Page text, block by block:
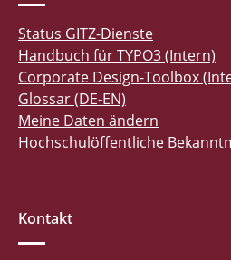
Status GITZ-Dienste
Handbuch für TYPO3 (Intern)
Corporate Design-Toolbox
Glossar (DE-EN)
Meine Daten ändern
Hochschulöffentliche
Kontakt